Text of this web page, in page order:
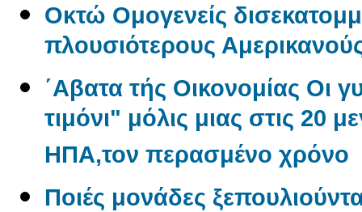
Oκτώ Ομογενείς
πλουσιότερους
΄Αβατα τής Οικονομίας Οι
τιμόνι" μόλις μιας στις 20
ΗΠΑ,τον περασμένο χρόνο
Ποιές μονάδες